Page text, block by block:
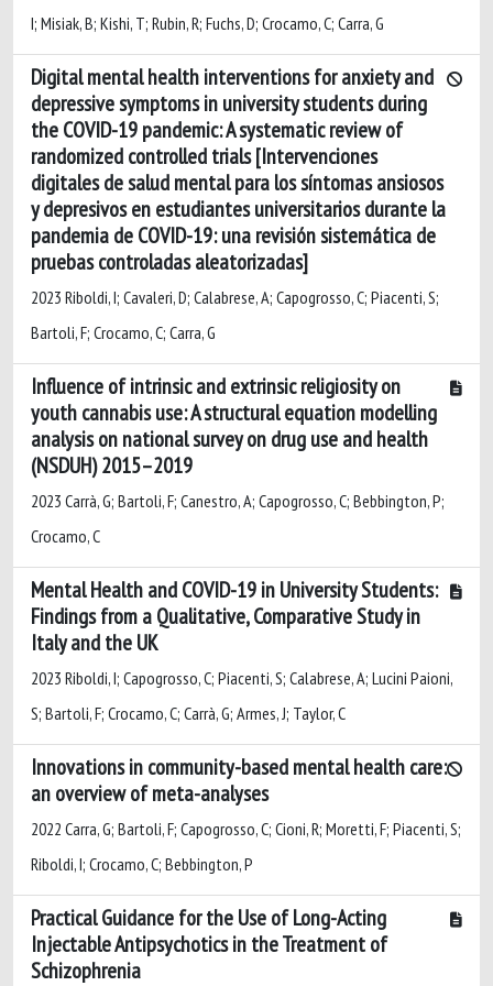
I; Misiak, B; Kishi, T; Rubin, R; Fuchs, D; Crocamo, C; Carra, G
Digital mental health interventions for anxiety and
depressive symptoms in university students during
the COVID-19 pandemic: A systematic review of
randomized controlled trials [Intervenciones
digitales de salud mental para los síntomas ansiosos
y depresivos en estudiantes universitarios durante la
pandemia de COVID-19: una revisión sistemática de
pruebas controladas aleatorizadas]
2023 Riboldi, I; Cavaleri, D; Calabrese, A; Capogrosso, C; Piacenti, S;
Bartoli, F; Crocamo, C; Carra, G
Influence of intrinsic and extrinsic religiosity on
youth cannabis use: A structural equation modelling
analysis on national survey on drug use and health
(NSDUH) 2015–2019
2023 Carrà, G; Bartoli, F; Canestro, A; Capogrosso, C; Bebbington, P;
Crocamo, C
Mental Health and COVID-19 in University Students:
Findings from a Qualitative, Comparative Study in
Italy and the UK
2023 Riboldi, I; Capogrosso, C; Piacenti, S; Calabrese, A; Lucini Paioni,
S; Bartoli, F; Crocamo, C; Carrà, G; Armes, J; Taylor, C
Innovations in community-based mental health care:
an overview of meta-analyses
2022 Carra, G; Bartoli, F; Capogrosso, C; Cioni, R; Moretti, F; Piacenti, S;
Riboldi, I; Crocamo, C; Bebbington, P
Practical Guidance for the Use of Long-Acting
Injectable Antipsychotics in the Treatment of
Schizophrenia